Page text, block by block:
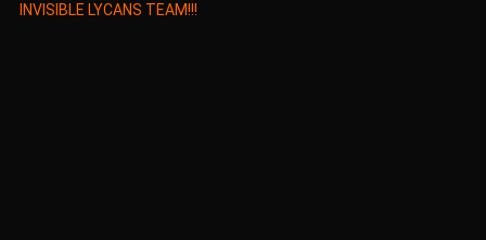
INVISIBLE LYCANS TEAM!!!